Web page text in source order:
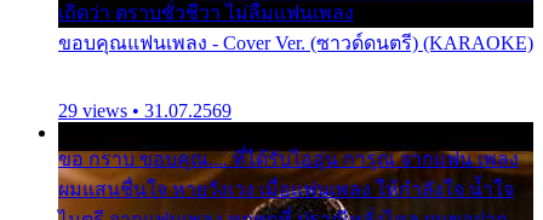
เถิดว่า ตราบชั่วชีวา ไม่ลืมแฟนเพลง
ขอบคุณแฟนเพลง - Cover Ver. (ซาวด์ดนตรี) (KARAOKE)
29 views • 31.07.2569
ขอ กราบ ขอบคุณ.... ที่ได้รับไออุ่น การุณ จากแฟน เพลง
ผมแสนชื่นใจ หายวังเวง เมื่อแฟนเพลง ให้กำลังใจ น้ำใจ